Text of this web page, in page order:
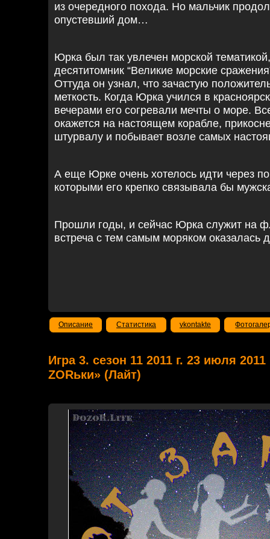
из очередного похода. Но мальчик
опустевший дом…
Юрка был так увлечен морской
десятитомник “Великие морские
Оттуда он узнал, что зачастую
меткость. Когда Юрка учился в
вечерами его согревали мечты о море.
окажется на настоящем корабле,
штурвалу и побывает возле самых
А еще Юрке очень хотелось идти через
которыми его крепко связывала бы
Прошли годы, и сейчас Юрка служит на
встреча с тем самым моряком оказалась
Описание Статистика vkontakte
Игра 3. сезон 11 2011 г. 23 июля
ZORьки» (Лайт)